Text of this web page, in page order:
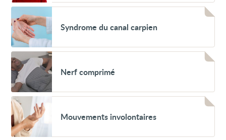
Voir
Syndrome
du
canal
carpien
Syndrome du canal carpien
Voir
Nerf
comprimé
Nerf comprimé
Voir
Mouvements
involontaires
Mouvements involontaires